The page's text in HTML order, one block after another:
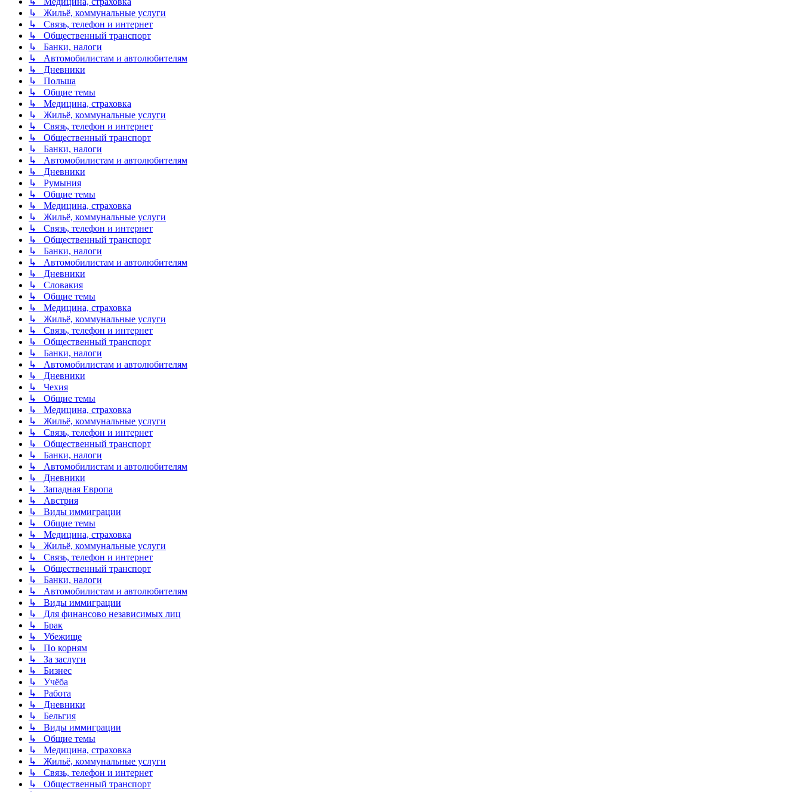
↳ Жильё, коммунальные услуги
↳ Связь, телефон и интернет
↳ Общественный транспорт
↳ Банки, налоги
↳ Автомобилистам и автолюбителям
↳ Дневники
↳ Польша
↳ Общие темы
↳ Медицина, страховка
↳ Жильё, коммунальные услуги
↳ Связь, телефон и интернет
↳ Общественный транспорт
↳ Банки, налоги
↳ Автомобилистам и автолюбителям
↳ Дневники
↳ Румыния
↳ Общие темы
↳ Медицина, страховка
↳ Жильё, коммунальные услуги
↳ Связь, телефон и интернет
↳ Общественный транспорт
↳ Банки, налоги
↳ Автомобилистам и автолюбителям
↳ Дневники
↳ Словакия
↳ Общие темы
↳ Медицина, страховка
↳ Жильё, коммунальные услуги
↳ Связь, телефон и интернет
↳ Общественный транспорт
↳ Банки, налоги
↳ Автомобилистам и автолюбителям
↳ Дневники
↳ Чехия
↳ Общие темы
↳ Медицина, страховка
↳ Жильё, коммунальные услуги
↳ Связь, телефон и интернет
↳ Общественный транспорт
↳ Банки, налоги
↳ Автомобилистам и автолюбителям
↳ Дневники
↳ Западная Европа
↳ Австрия
↳ Виды иммиграции
↳ Общие темы
↳ Медицина, страховка
↳ Жильё, коммунальные услуги
↳ Связь, телефон и интернет
↳ Общественный транспорт
↳ Банки, налоги
↳ Автомобилистам и автолюбителям
↳ Виды иммиграции
↳ Для финансово независимых лиц
↳ Брак
↳ Убежище
↳ По корням
↳ За заслуги
↳ Бизнес
↳ Учёба
↳ Работа
↳ Дневники
↳ Бельгия
↳ Виды иммиграции
↳ Общие темы
↳ Медицина, страховка
↳ Жильё, коммунальные услуги
↳ Связь, телефон и интернет
↳ Общественный транспорт